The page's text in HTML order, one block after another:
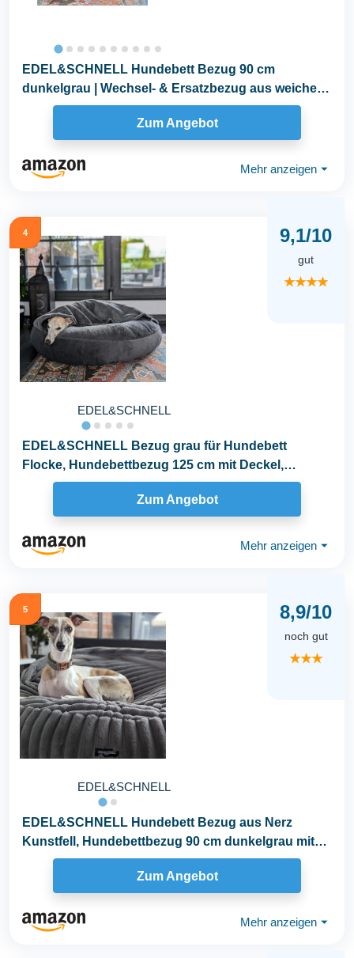
EDEL&SCHNELL Hundebett Bezug 90 cm
dunkelgrau | Wechsel- & Ersatzbezug aus weichem
Kunstfell mit...
Zum Angebot
Mehr anzeigen ⏷
4
EDEL&SCHNELL
9,1/10
gut
★★★★
EDEL&SCHNELL Bezug grau für Hundebett
Flocke, Hundebettbezug 125 cm mit Deckel,
Ersatzbezug aus...
Zum Angebot
Mehr anzeigen ⏷
5
EDEL&SCHNELL
8,9/10
noch gut
★★★
EDEL&SCHNELL Hundebett Bezug aus Nerz
Kunstfell, Hundebettbezug 90 cm dunkelgrau mit
Kapuze...
Zum Angebot
Mehr anzeigen ⏷